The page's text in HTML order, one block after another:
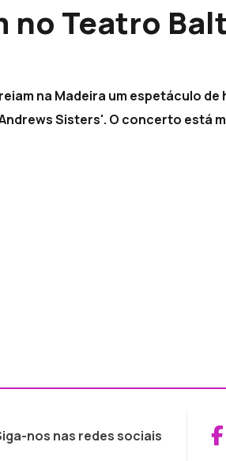
no Teatro
na Madeira um espetáculo de
Sisters'. O concerto está
nos nas redes sociais